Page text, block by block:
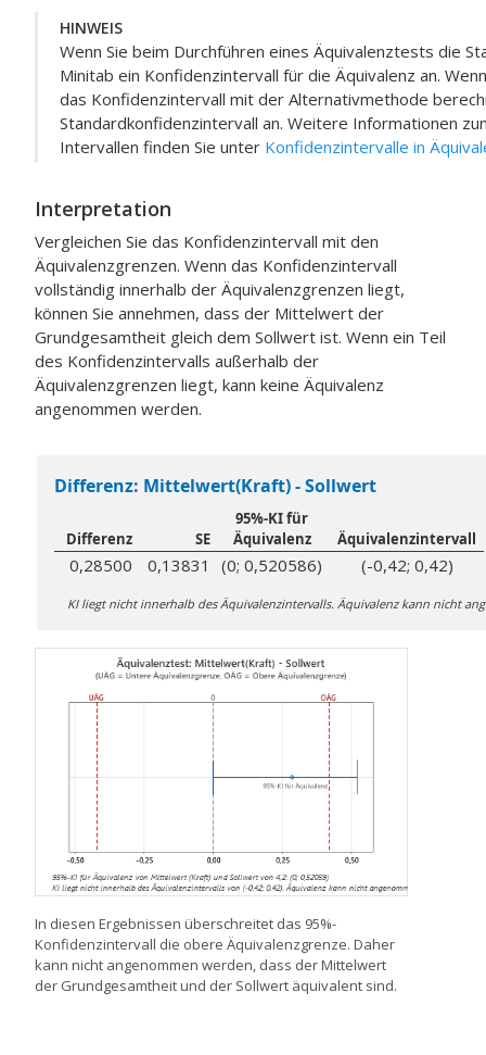
HINWEIS
Wenn Sie beim Durchführen eines Äquivalenztests die
Minitab ein Konfidenzintervall für die Äquivalenz an.
das Konfidenzintervall mit der Alternativmethode
Standardkonfidenzintervall an. Weitere Informationen
Intervallen finden Sie unter Konfidenzintervalle in
Interpretation
Vergleichen Sie das Konfidenzintervall mit den
Äquivalenzgrenzen. Wenn das Konfidenzintervall
vollständig innerhalb der Äquivalenzgrenzen liegt,
können Sie annehmen, dass der Mittelwert der
Grundgesamtheit gleich dem Sollwert ist. Wenn ein Teil
des Konfidenzintervalls außerhalb der
Äquivalenzgrenzen liegt, kann keine Äquivalenz
angenommen werden.
Differenz: Mittelwert(Kraft) - Sollwert
Differenz SE
95%-KI für
Äquivalenz
Äquivalenzintervall
0,28500 0,13831 (0; 0,520586) (-0,42; 0,42)
KI liegt nicht innerhalb des Äquivalenzintervalls. Äquivalenz kann nicht
In diesen Ergebnissen überschreitet das 95%-
Konfidenzintervall die obere Äquivalenzgrenze. Daher
kann nicht angenommen werden, dass der Mittelwert
der Grundgesamtheit und der Sollwert äquivalent sind.